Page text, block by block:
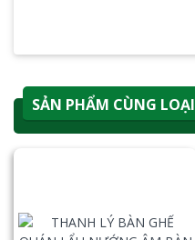
SẢN PHẨM CÙNG LOẠI